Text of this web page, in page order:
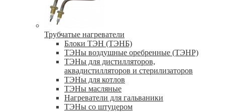
Трубчатые нагреватели
Блоки ТЭН (ТЭНБ)
ТЭНы воздушные оребренные (ТЭНР)
ТЭНы для дистилляторов,
аквадистилляторов и стерилизаторов
ТЭНы для котлов
ТЭНы масляные
Нагреватели для гальваники
ТЭНы со штуцером